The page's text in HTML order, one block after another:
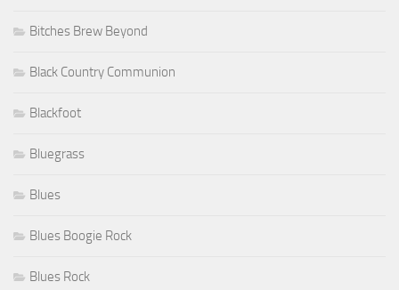
Bitches Brew Beyond
Black Country Communion
Blackfoot
Bluegrass
Blues
Blues Boogie Rock
Blues Rock